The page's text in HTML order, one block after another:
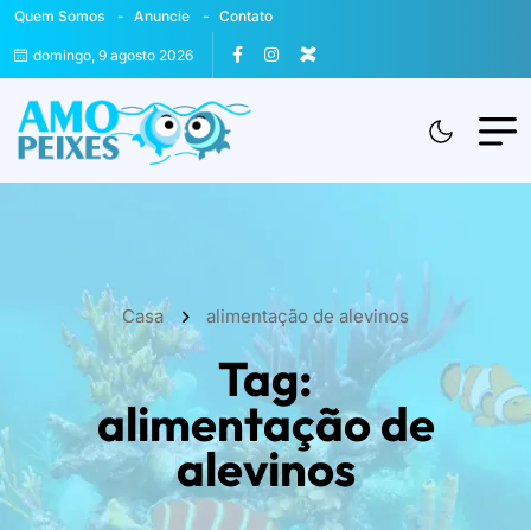
Quem Somos Anuncie Contato
domingo, 9 agosto 2026
Casa alimentação de alevinos
Tag:
alimentação de
alevinos